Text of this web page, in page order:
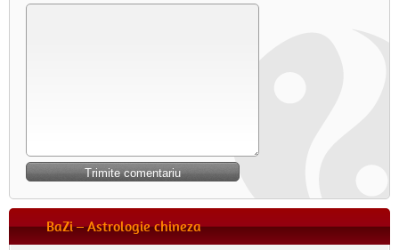
BaZi – Astrologie chineza